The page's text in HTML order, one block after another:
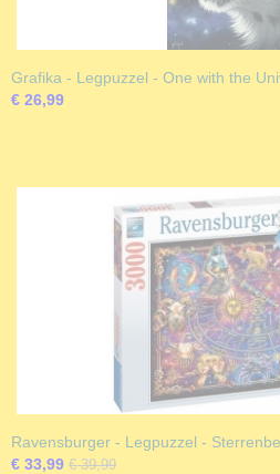
Grafika - Legpuzzel - One with the
€ 26,99
Ravensburger - Legpuzzel -
€ 33,99 € 39,99